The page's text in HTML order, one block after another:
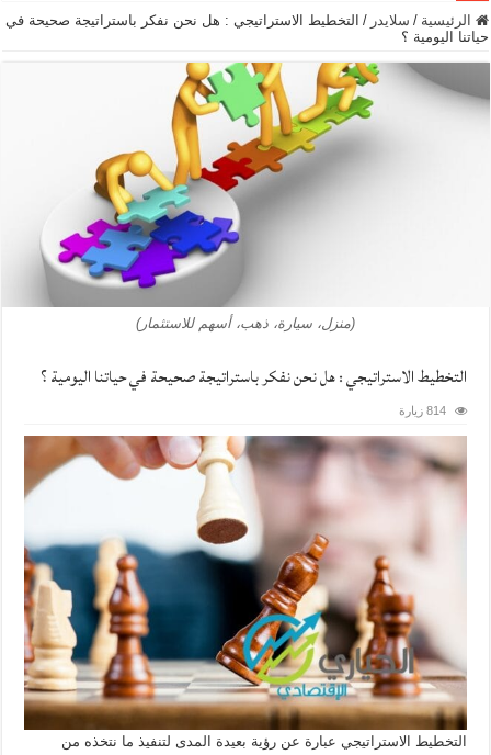
الرئيسية / سلايدر / التخطيط الاستراتيجي : هل نحن نفكر باستراتيجة صحيحة في
حياتنا اليومية ؟
(منزل، سيارة، ذهب، أسهم للاستثمار)
التخطيط الاستراتيجي : هل نحن نفكر باستراتيجة صحيحة في حياتنا اليومية ؟
814 زيارة
التخطيط الاستراتيجي عبارة عن رؤية بعيدة المدى لتنفيذ ما نتخذه من